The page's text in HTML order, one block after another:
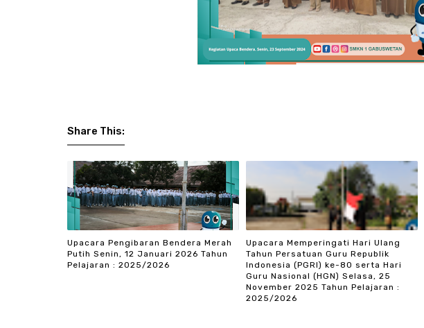
Share This:
Upacara Pengibaran Bendera Merah
Putih Senin, 12 Januari 2026 Tahun
Pelajaran : 2025/2026
Upacara Memperingati Hari Ulang
Tahun Persatuan Guru Republik
Indonesia (PGRI) ke-80 serta Hari
Guru Nasional (HGN) Selasa, 25
November 2025 Tahun Pelajaran :
2025/2026